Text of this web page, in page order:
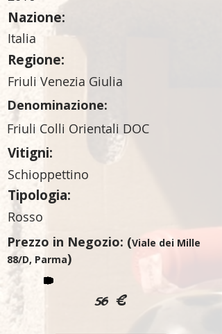
Nazione:
Italia
Regione:
Friuli Venezia Giulia
Denominazione:
Friuli Colli Orientali DOC
Vitigni:
Schioppettino
Tipologia:
Rosso
Prezzo in Negozio: (Viale dei Mille
88/D, Parma)
56 €